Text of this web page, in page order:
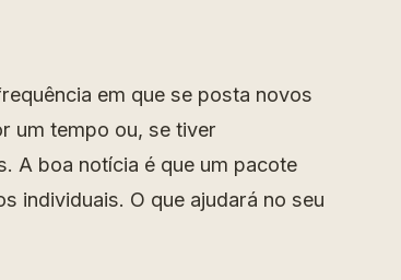
em que se posta novos
um tempo ou, se tiver
A boa notícia é que um pacote
individuais. O que ajudará no seu